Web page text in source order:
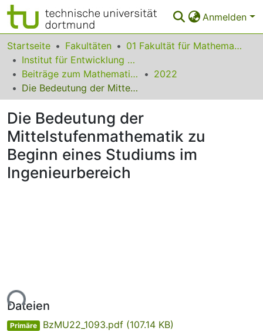
Anmelden
Bereiche & Sammlungen
Das gesamte Repositorium
Statistiken
FAQ
Leitlinien
Zurück zur Startseite
Startseite Fakultäten
01 Fakultät für Mathematik
Institut für Entwicklung und Erforschung des Mathematikunterrichts
Beiträge zum Mathematikunterricht
2022
Die Bedeutung der Mittelstufenmathematik zu Beginn eines Studiums im Ingenieurbereich
Die Bedeutung der
Mittelstufenmathematik zu
Beginn eines Studiums im
Ingenieurbereich
Dateien
Primäre BzMU22_1093.pdf (107.14 KB)